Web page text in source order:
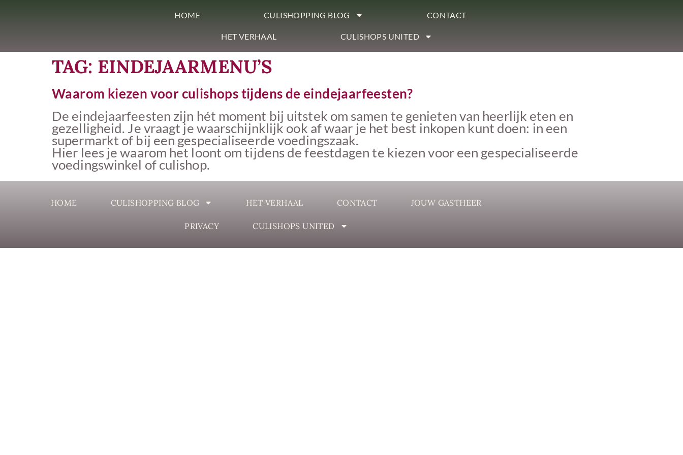
HOME CULISHOPPING BLOG CONTACT
HET VERHAAL CULISHOPS UNITED
TAG: EINDEJAARMENU’S
Waarom kiezen voor culishops tijdens de eindejaarfeesten?
De eindejaarfeesten zijn hét moment bij uitstek om samen te genieten van heerlijk eten en
gezelligheid. Je vraagt je waarschijnklijk ook af waar je het best inkopen kunt doen: in een
supermarkt of bij een gespecialiseerde voedingszaak.
Hier lees je waarom het loont om tijdens de feestdagen te kiezen voor een gespecialiseerde
voedingswinkel of culishop.
HOME CULISHOPPING BLOG HET VERHAAL CONTACT JOUW GASTHEER
PRIVACY CULISHOPS UNITED